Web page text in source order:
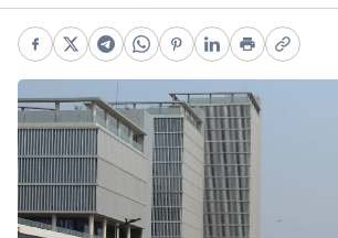
Facebook
X Telegram
WhatsApp
Pinterest
LinkedIn
PrintCopy